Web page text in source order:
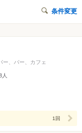
条件変更
ー、バー、カフェ
人
1回